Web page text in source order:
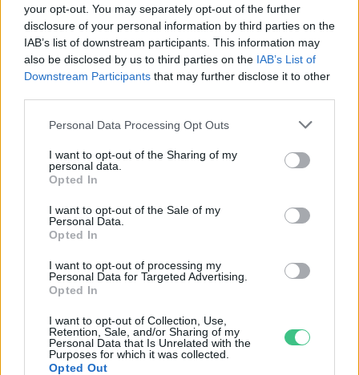
your opt-out. You may separately opt-out of the further
disclosure of your personal information by third parties on the
IAB’s list of downstream participants. This information may
also be disclosed by us to third parties on the IAB’s List of
Downstream Participants that may further disclose it to other
Personal Data Processing Opt Outs
I want to opt-out of the Sharing of my
personal data.
Opted In
I want to opt-out of the Sale of my
Personal Data.
Opted In
I want to opt-out of processing my
Personal Data for Targeted Advertising.
Opted In
I want to opt-out of Collection, Use,
Retention, Sale, and/or Sharing of my
Personal Data that Is Unrelated with the
Purposes for which it was collected.
Opted Out
felkelteni a gyermeked érdeklődését a
környezettudatosság iránt, ha ez már
megfordult a fejedben, jó úton jársz. Az
olvasás, a könyvek és az ismeretszerzés pedig
elkötelezett generáció(ka)t neveljünk a Föld
számára.
Kiemelt kép: canva
Granát-Galló Tímea
A szerző további cikkei